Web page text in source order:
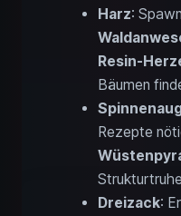
Harz:
Resin-
Bäumen
Rezepte
Dreizack: